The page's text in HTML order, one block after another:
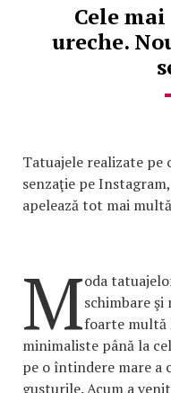
Cele
ureche.
Tatuajele realizate
senzaţie pe
apelează tot mai
Moda
schimbare
foarte multă
minimaliste până la
pe o întindere mare a
gusturile. Acum a